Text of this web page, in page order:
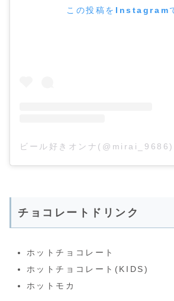
この投稿をInstagram
チョコレートドリンク
ホットチョコレート
ホットチョコレート(KIDS)
ホットモカ